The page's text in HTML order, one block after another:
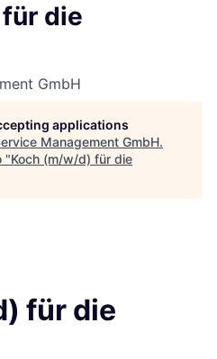
die
GmbH
applications
Management GmbH.
"Koch (m/w/d) für die
für die